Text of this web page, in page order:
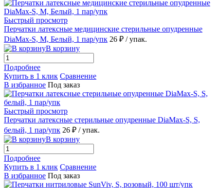
Быстрый просмотр
Перчатки латексные медицинские стерильные опудренные
DiaMax-S, M, Белый, 1 пар/упк 26 ₽ / упак.
В корзину
Подробнее
Купить в 1 клик Сравнение
В избранное Под заказ
Быстрый просмотр
Перчатки латексные стерильные опудренные DiaMax-S, S,
белый, 1 пар/упк 26 ₽ / упак.
В корзину
Подробнее
Купить в 1 клик Сравнение
В избранное Под заказ